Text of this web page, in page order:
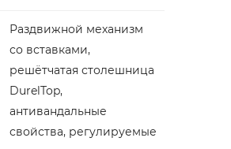
Раздвижной механизм
со вставками,
решётчатая столешница
DurelTop,
антивандальные
свойства, регулируемые